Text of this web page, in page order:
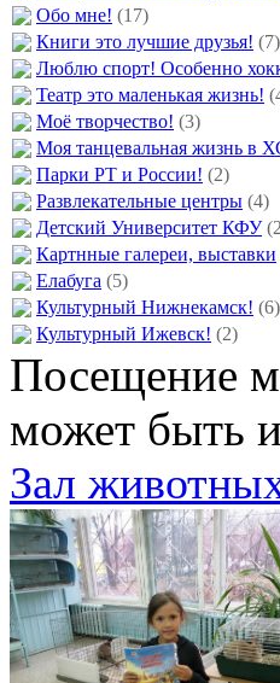
Обо мне! (17)
Книги это лучшие друзья! (7)
Люблю спорт! Особенно
Театр это маленькая жизнь!
Моё творчество! (3)
Моя танцевальная жизнь в
Парки РТ и России! (2)
Развлекательные центры (4)
Детский Университет КФУ
Картнные галереи, выставки
Елабуга (5)
Культурный Нижнекамск! (6)
Культурный Ижевск! (2)
Посещение
может быть
Зал